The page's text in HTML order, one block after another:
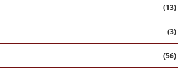
(13)
(3)
(56)